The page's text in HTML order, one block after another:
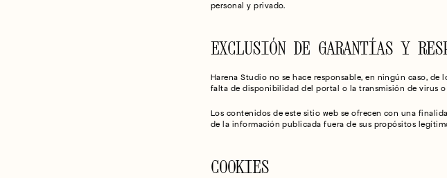
personal y privado.
EXCLUSIÓN DE GARANTÍAS Y
Harena Studio no se hace responsable, en ningún caso,
falta de disponibilidad del portal o la transmisión de virus
Los contenidos de este sitio web se ofrecen con una
de la información publicada fuera de sus propósitos
COOKIES